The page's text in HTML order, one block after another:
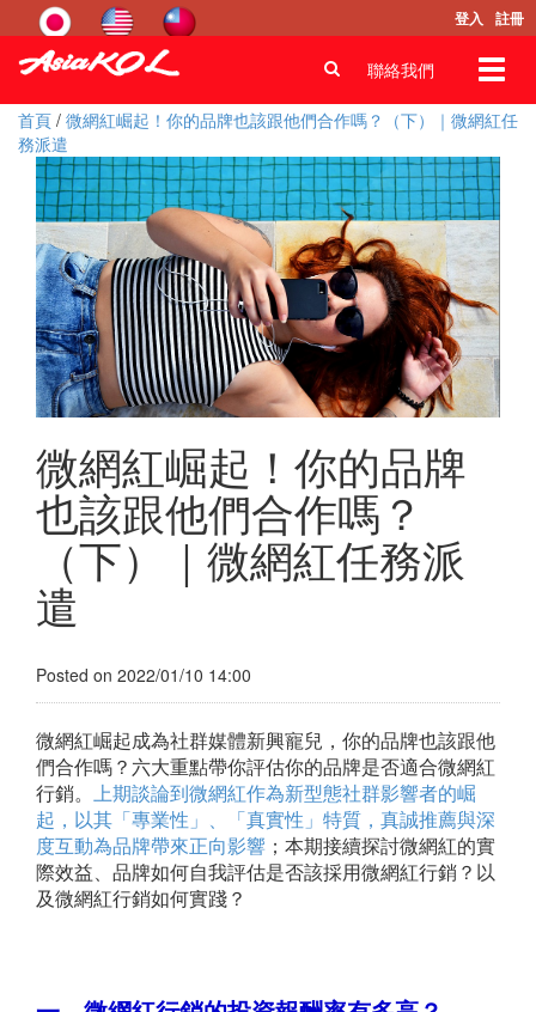
登入 註冊
聯絡我們
首頁 / 微網紅崛起！你的品牌也該跟他們合作嗎？（下）｜微網紅任
務派遣
微網紅崛起！你的品牌
也該跟他們合作嗎？
（下）｜微網紅任務派
遣
Posted on 2022/01/10 14:00
微網紅崛起成為社群媒體新興寵兒，你的品牌也該跟他
們合作嗎？六大重點帶你評估你的品牌是否適合微網紅
行銷。
上期談論到微網紅作為新型態社群影響者的崛
起，以其「專業性」、「真實性」特質，真誠推薦與深
度互動為品牌帶來正向影響 ；本期接續探討微網紅的實
際效益、品牌如何自我評估是否該採用微網紅行銷？以
及微網紅行銷如何實踐？